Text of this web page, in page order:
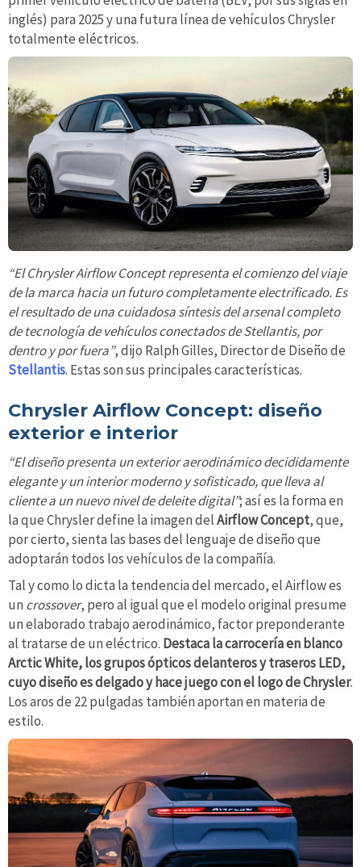
inglés) para 2025 y una futura línea de vehículos Chrysler
totalmente eléctricos.
“El Chrysler Airflow Concept representa el comienzo del viaje
de la marca hacia un futuro completamente electrificado. Es
el resultado de una cuidadosa síntesis del arsenal completo
de tecnología de vehículos conectados de Stellantis, por
dentro y por fuera”, dijo Ralph Gilles, Director de Diseño de
Stellantis. Estas son sus principales características.
Chrysler Airflow Concept: diseño
exterior e interior
“El diseño presenta un exterior aerodinámico decididamente
elegante y un interior moderno y sofisticado, que lleva al
cliente a un nuevo nivel de deleite digital”; así es la forma en
la que Chrysler define la imagen delAirflow Concept, que,
por cierto, sienta las bases del lenguaje de diseño que
adoptarán todos los vehículos de la compañía.
Tal y como lo dicta la tendencia del mercado, el Airflow es
un crossover, pero al igual que el modelo original presume
un elaborado trabajo aerodinámico, factor preponderante
al tratarse de un eléctrico. Destaca la carrocería en blanco
Arctic White, los grupos ópticos delanteros y traseros LED,
cuyo diseño es delgado y hace juego con el logo de Chrysler.
Los aros de 22 pulgadas también aportan en materia de
estilo.